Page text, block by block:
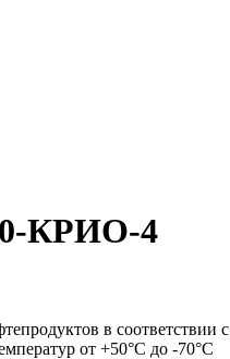
КРИО-4
в соответствии с
от +50°С до -70°С